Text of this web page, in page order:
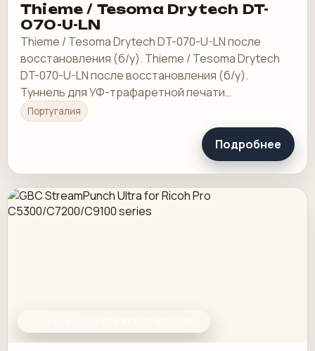
Thieme / Tesoma Drytech DT-
070-U-LN
Thieme / Tesoma Drytech DT-070-U-LN после
восстановления (б/у). Thieme / Tesoma Drytech
DT-070-U-LN после восстановления (б/у).
Туннель для УФ-трафаретной печати
Thieme/Tesmoa (1 лампа), полностью
отремонтирован.
Португалия
Подробнее